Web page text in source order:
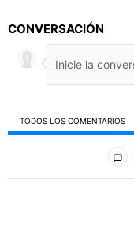
CONVERSACIÓN
TODOS LOS COMENTARIOS
Todos los